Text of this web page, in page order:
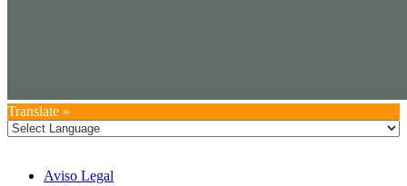
Translate »
Aviso Legal